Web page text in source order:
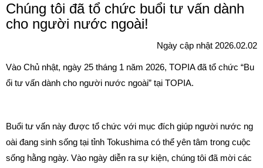
Chúng tôi đã tổ chức buổi tư vấn dành
cho người nước ngoài!
Ngày cập nhật 2026.02.02
Vào Chủ nhật, ngày 25 tháng 1 năm 2026, TOPIA đã tổ chức “Bu
ổi tư vấn dành cho người nước ngoài” tại TOPIA.
Buổi tư vấn này được tổ chức với mục đích giúp người nước ng
oài đang sinh sống tại tỉnh Tokushima có thể yên tâm trong cuộc
sống hằng ngày. Vào ngày diễn ra sự kiện, chúng tôi đã mời các